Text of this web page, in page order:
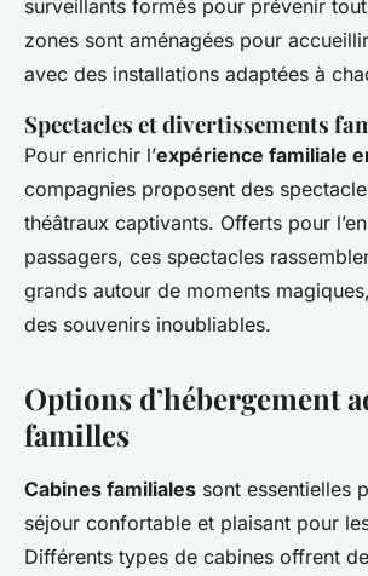
surveillants formés pour prévenir
zones sont aménagées pour
avec des installations adaptées à
Spectacles et divertissements
Pour enrichir l’expérience familiale
compagnies proposent des
théâtraux captivants. Offerts pour
passagers, ces spectacles
grands autour de moments
des souvenirs inoubliables.
Options d’hébergement
familles
Cabines familiales sont essentielles
séjour confortable et plaisant pour
Différents types de cabines offrent